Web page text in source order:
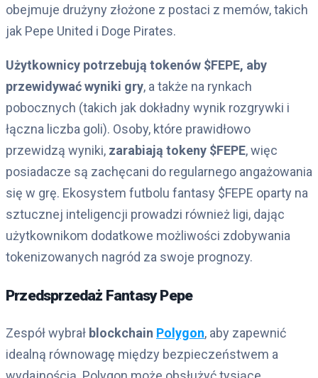
obejmuje drużyny złożone z postaci z memów, takich
jak Pepe United i Doge Pirates.
Użytkownicy potrzebują tokenów $FEPE, aby
przewidywać wyniki gry, a także na rynkach
pobocznych (takich jak dokładny wynik rozgrywki i
łączna liczba goli). Osoby, które prawidłowo
przewidzą wyniki, zarabiają tokeny $FEPE, więc
posiadacze są zachęcani do regularnego angażowania
się w grę. Ekosystem futbolu fantasy $FEPE oparty na
sztucznej inteligencji prowadzi również ligi, dając
użytkownikom dodatkowe możliwości zdobywania
tokenizowanych nagród za swoje prognozy.
Przedsprzedaż Fantasy Pepe
Zespół wybrał blockchain Polygon, aby zapewnić
idealną równowagę między bezpieczeństwem a